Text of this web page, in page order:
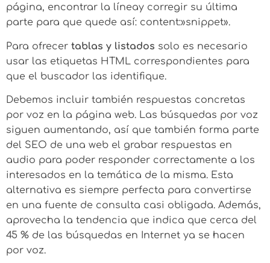
página, encontrar la líneay corregir su última
parte para que quede así: content:»snippet».
Para ofrecer tablas y listados solo es necesario
usar las etiquetas HTML correspondientes para
que el buscador las identifique.
Debemos incluir también respuestas concretas
por voz en la página web. Las búsquedas por voz
siguen aumentando, así que también forma parte
del SEO de una web el grabar respuestas en
audio para poder responder correctamente a los
interesados en la temática de la misma. Esta
alternativa es siempre perfecta para convertirse
en una fuente de consulta casi obligada. Además,
aprovecha la tendencia que indica que cerca del
45 % de las búsquedas en Internet ya se hacen
por voz.